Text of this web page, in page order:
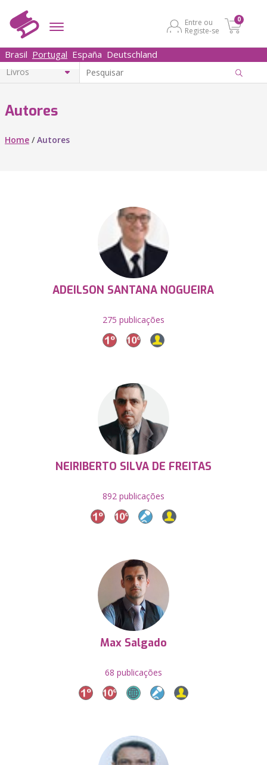
Entre ou
Registe-se
0
Brasil Portugal España Deutschland
Autores
Home /Autores
ADEILSON SANTANA NOGUEIRA
275 publicações
NEIRIBERTO SILVA DE FREITAS
892 publicações
Max Salgado
68 publicações